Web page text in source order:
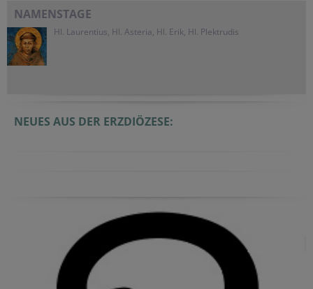
NAMENSTAGE
Hl. Laurentius, Hl. Asteria, Hl. Erik, Hl. Plektrudis
NEUES AUS DER ERZDIÖZESE: